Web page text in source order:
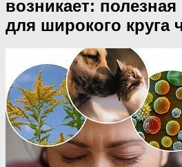
возникает:
для широкого круга